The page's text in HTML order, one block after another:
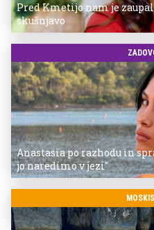
Pred Kmetijo nam je
skušnjavo
Anastasia po razhodu in
jo naredimo v jezi"